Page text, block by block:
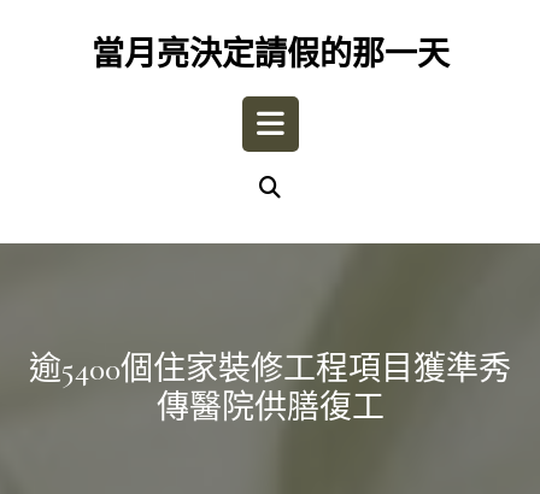
當月亮決定請假的那一天
Open
逾5400個住家裝修工程項目獲準秀
傳醫院供膳復工